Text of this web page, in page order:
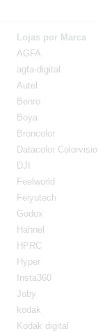
Lojas por Marca
AGFA
agfa-digital
Autel
Benro
Boya
Broncolor
Datacolor
DJI
Feelworld
Feiyutech
Godox
Hahnel
HPRC
Hyper
Insta360
Joby
kodak
Kodak digital